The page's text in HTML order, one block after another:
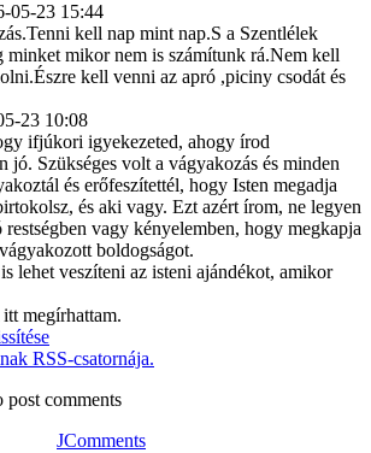
05-23 15:44
i kell nap mint nap.S a Szentlélek
minket mikor nem is számítunk rá.Nem kell
kell venni az apró ,piciny csodát és
23 10:08
ifjúkori igyekezeted, ahogy írod
jó. Szükséges volt a vágyakozás és minden
és erőfeszítettél, hogy Isten megadja
és aki vagy. Ezt azért írom, ne legyen
vagy kényelemben, hogy megkapja
boldogságot.
lehet veszíteni az isteni ajándékot, amikor
megírhattam.
RSS-csatornája.
post comments
JComments